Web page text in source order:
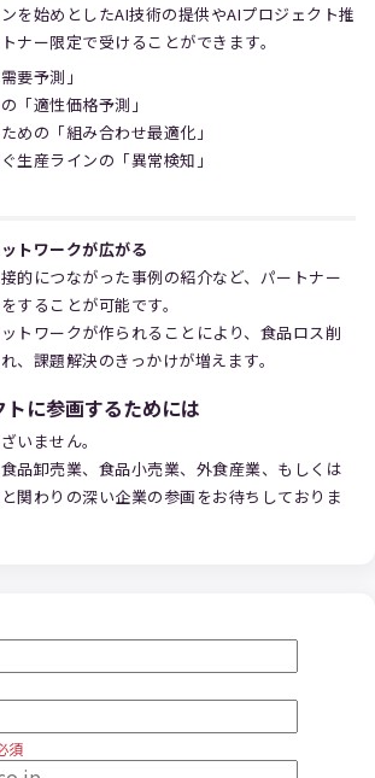
を始めとしたAI技術の提供やAIプロジェクト推
ナー限定で受けることができます。
要予測」
「適性価格予測」
めの「組み合わせ最適化」
生産ラインの「異常検知」
トワークが広がる
的につながった事例の紹介など、パートナー
することが可能です。
トワークが作られることにより、食品ロス削
、課題解決のきっかけが増えます。
に参画するためには
いません。
品卸売業、食品小売業、外食産業、もしくは
関わりの深い企業の参画をお待ちしておりま
須